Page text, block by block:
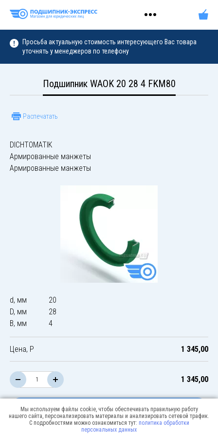
Просьба актуальную стоимость интересующего Вас товара
уточнять у менеджеров по телефону
Подшипник WAOK 20 28 4 FKM80
Распечатать
DICHTOMATIK
Армированные манжеты
Армированные манжеты
d, мм
20
D, мм
28
B, мм
4
Цена, Р 1 345,00
1 345,00
В корзину
Мы используем файлы cookie, чтобы обеспечивать правильную работу
нашего сайта, персонализировать материалы и анализировать сетевой трафик.
С подробностями можно ознакомиться тут: политика обработки
персональных данных